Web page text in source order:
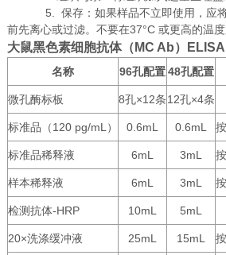
5. 保存：如果样品不立即使用，应将其
前先离心或过滤。不要在37°C 或更高的温
大鼠黑色素细胞抗体（MC Ab）
名称
96孔配置 48孔配置
微孔酶标板 8孔×12条 12孔×4条
标准品（120 pg/mL ） 0.6mL 0.6mL
标准品稀释液 6mL 3mL
样本稀释液 6mL 3mL
检测抗体-HRP 10mL 5mL
20×洗涤缓冲液 25mL 15mL